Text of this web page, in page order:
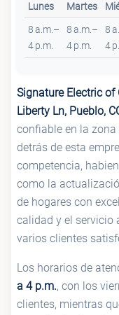
Lunes Martes
8 a.m.–
4 p.m.
8 a.m.–
4 p.m.
8
4
Signature Electric of
Liberty Ln, Pueblo,
confiable en la zona
detrás de esta
competencia,
como la
de hogares con
calidad y el servicio
varios clientes
Los horarios de
a 4 p.m., con los
clientes, mientras